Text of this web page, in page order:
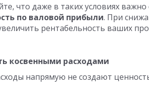
что даже в таких условиях
по валовой прибыли. При
рентабельность ваших
косвенными расходами
напрямую не создают